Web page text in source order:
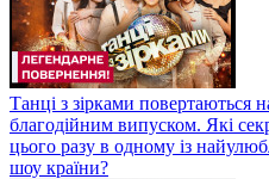
Танці з зірками повертаються
благодійним випуском. Які
цього разу в одному із
шоу країни?